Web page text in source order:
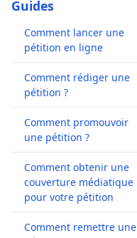
Guides
Comment lancer une
pétition en ligne
Comment rédiger une
pétition ?
Comment promouvoir
une pétition ?
Comment obtenir une
couverture médiatique
pour votre pétition
Comment remettre une